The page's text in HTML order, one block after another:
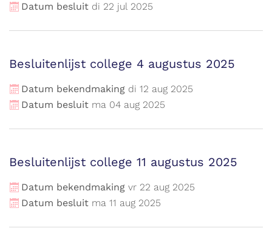
Datum besluit di 22 jul 2025
Besluitenlijst college 4 augustus 2025
Datum bekendmaking di 12 aug 2025
Datum besluit ma 04 aug 2025
Besluitenlijst college 11 augustus 2025
Datum bekendmaking vr 22 aug 2025
Datum besluit ma 11 aug 2025